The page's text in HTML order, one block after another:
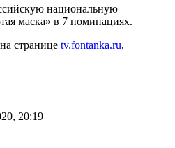
национальную
маска» в 7 номинациях.
странице tv.fontanka.ru,
20:19